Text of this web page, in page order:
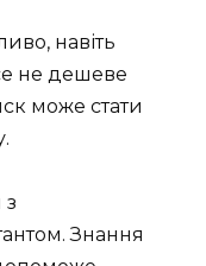
навіть
не дешеве
може стати
з
Знання